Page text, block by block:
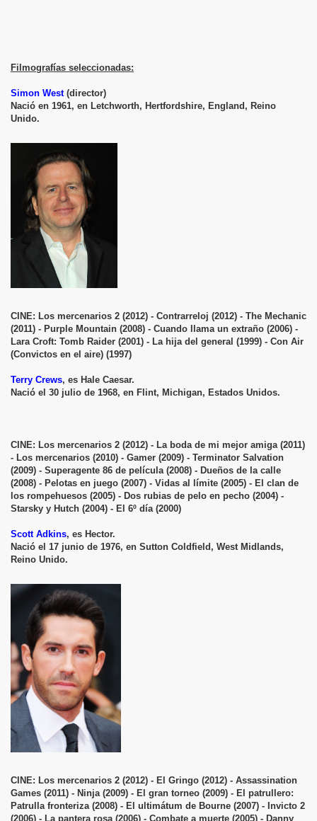
Filmografías seleccionadas:
Simon West(director)
Nació en 1961, en Letchworth, Hertfordshire, England, Reino
Unido.
CINE: Los mercenarios 2 (2012) - Contrarreloj (2012) - The Mechanic
(2011) - Purple Mountain (2008) - Cuando llama un extraño (2006) -
Lara Croft: Tomb Raider (2001) - La hija del general (1999) - Con Air
(Convictos en el aire) (1997)
Terry Crews, es Hale Caesar.
Nació el 30 julio de 1968, en Flint, Michigan, Estados Unidos.
CINE: Los mercenarios 2 (2012) - La boda de mi mejor amiga (2011)
- Los mercenarios (2010) - Gamer (2009) - Terminator Salvation
(2009) - Superagente 86 de película (2008) - Dueños de la calle
(2008) - Pelotas en juego (2007) - Vidas al límite (2005) - El clan de
los rompehuesos (2005) - Dos rubias de pelo en pecho (2004) -
Starsky y Hutch (2004) - El 6º día (2000)
Scott Adkins, es Hector.
Nació el 17 junio de 1976, en Sutton Coldfield, West Midlands,
Reino Unido.
CINE: Los mercenarios 2 (2012) - El Gringo (2012) - Assassination
Games (2011) - Ninja (2009) - El gran torneo (2009) - El patrullero:
Patrulla fronteriza (2008) - El ultimátum de Bourne (2007) - Invicto 2
(2006) - La pantera rosa (2006) - Combate a muerte (2005) - Danny